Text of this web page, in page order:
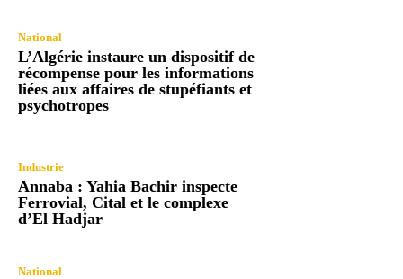
National
L’Algérie instaure un dispositif de
récompense pour les informations
liées aux affaires de stupéfiants et
psychotropes
Industrie
Annaba : Yahia Bachir inspecte
Ferrovial, Cital et le complexe
d’El Hadjar
National